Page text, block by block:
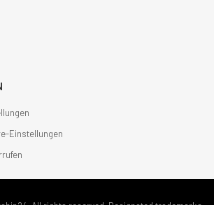
Einstellungen